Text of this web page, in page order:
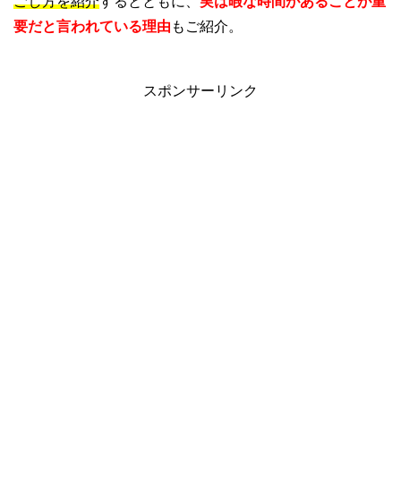
要だと言われている理由 もご紹介。
スポンサーリンク